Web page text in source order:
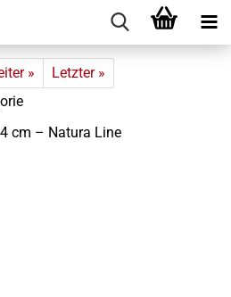
»
Letzter »
cm – Na­tu­ra Line